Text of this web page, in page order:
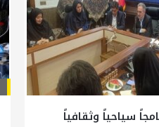
سياحياً وثقافياً